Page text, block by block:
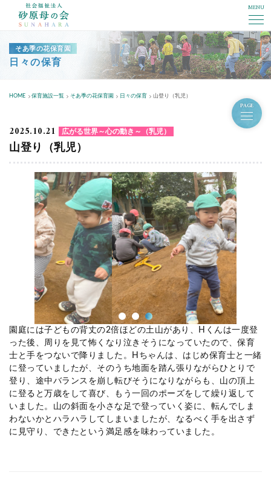
MENU
そあ季の花保育園
日々の保育
HOME 保育施設一覧 そあ季の花保育園 日々の保育 山登り（乳児）
PAGE
2025.10.21 広がる世界～心の動き～（乳児）
山登り（乳児）
園庭には子どもの背丈の2倍ほどの土山があり、Hくんは一度登
った後、周りを見て怖くなり泣きそうになっていたので、保育
士と手をつないで降りました。Hちゃんは、はじめ保育士と一緒
に登っていましたが、そのうち地面を踏ん張りながらひとりで
登り、途中バランスを崩し転びそうになりながらも、山の頂上
に登ると万歳をして喜び、もう一回のポーズをして繰り返して
いました。山の斜面を小さな足で登っていく姿に、転んでしま
わないかとハラハラしてしまいましたが、なるべく手を出さず
に見守り、できたという満足感を味わっていました。